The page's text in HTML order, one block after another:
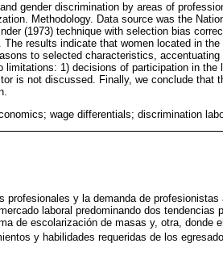
gender discrimination by areas of
Methodology. Data source was the
(1973) technique with selection bias
results indicate that women located in
to selected characteristics,
1) decisions of participation in the
is not discussed. Finally, we conclude that
wage differentials; discrimination
profesionales y la demanda de
laboral predominando dos tendencias
de escolarización de masas y, otra, donde
y habilidades requeridas de los